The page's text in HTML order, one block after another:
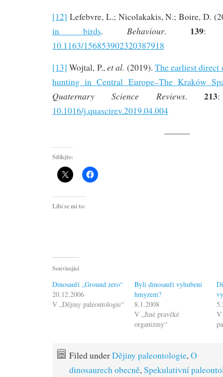
[12] Lefebvre, L.; Nicolakakis, N.; Boire, D.
in birds.Behaviour. 139:
10.1163/156853902320387918
[13] Wojtal, P.,et al. (2019). The earliest direct
hunting in Central Europe–The Kraków
Quaternary Science Reviews. 213
10.1016/j.quascirev.2019.04.004
———
Sdílejte:
Líbí se mi to:
Související
Dinosauří „Ground zero“
20.12.2006
V „Dějiny paleontologie“
Byli dinosauři vyhubeni
hmyzem?
8.1.2008
V „Jiné pravěké
organizmy“
V
Filed underDějiny paleontologie,O
dinosaurech obecně,Spekulativní